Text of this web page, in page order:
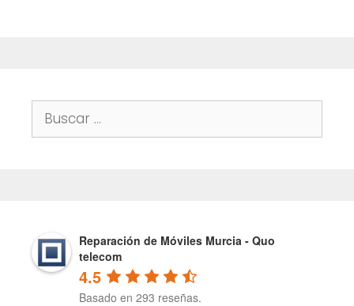
Buscar:
Reparación de Móviles Murcia - Quo
telecom
4.5
Basado en 293 reseñas.